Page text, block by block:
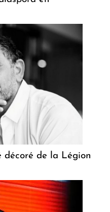
décoré de la Légion